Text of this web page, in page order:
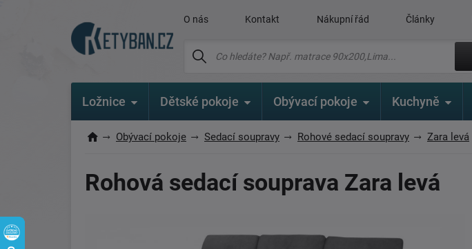
O nás Kontakt Nákupní řád Články
Ložnice Dětské pokoje Obývací pokoje Kuchyně
Obývací pokoje Sedací soupravy Rohové sedací soupravy Zara levá
Rohová sedací souprava Zara levá